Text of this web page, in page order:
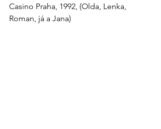
Casino Praha, 1992, (Olda, Lenka,
Roman, já a Jana)